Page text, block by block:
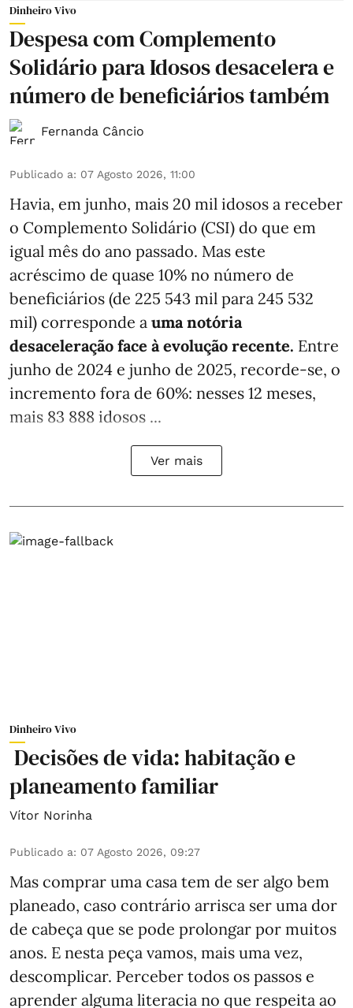
Dinheiro Vivo
Despesa com Complemento
Solidário para Idosos desacelera e
número de beneficiários também
Fernanda Câncio
Publicado a: 07 Agosto 2026, 11:00
Havia, em junho, mais 20 mil idosos a receber
o Complemento Solidário (CSI) do que em
igual mês do ano passado. Mas este
acréscimo de quase 10% no número de
beneficiários (de 225 543 mil para 245 532
mil) corresponde a uma notória
desaceleração face à evolução recente. Entre
junho de 2024 e junho de 2025, recorde-se, o
incremento fora de 60%: nesses 12 meses,
mais 83 888 idosos ...
Ver mais
Dinheiro Vivo
Decisões de vida: habitação e
planeamento familiar
Vítor Norinha
Publicado a: 07 Agosto 2026, 09:27
Mas comprar uma casa tem de ser algo bem
planeado, caso contrário arrisca ser uma dor
de cabeça que se pode prolongar por muitos
anos. E nesta peça vamos, mais uma vez,
descomplicar. Perceber todos os passos e
aprender alguma literacia no que respeita ao